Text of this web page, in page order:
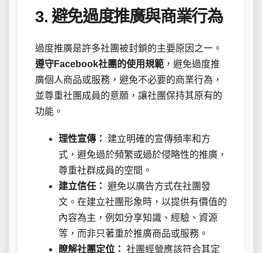
3. 避免過度推廣與商業行為
過度推廣是許多社團被封鎖的主要原因之一。
遵守Facebook社團的使用規範 ，避免過度推
廣個人商品或服務，避免不必要的商業行為，
並尊重社團成員的意願，讓社團保持其原有的
功能。
理性宣傳：
建立明確的宣傳頻率和方
式，避免過於頻繁或過於侵略性的推廣，
尊重社群成員的空間。
建立信任： 避免以廣告方式在社團發
文。在建立社團形象時，以提供有價值的
內容為主，例如分享知識、經驗、資源
等，而非只著重於推廣商品或服務。
瞭解社團定位： 社團經營應該符合其定